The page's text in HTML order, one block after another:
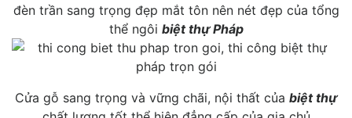
đèn trần sang trọng đẹp mắt tôn nên nét đẹp của tổng
thể ngôi biệt thự Pháp
Cửa gỗ sang trọng và vững chãi, nội thất của biệt thự